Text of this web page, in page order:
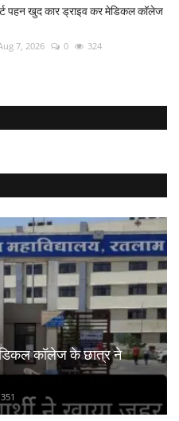
पहन खुद कार ड्राइव कर मेडिकल कॉलेज
7, 2026 0 324
कॉलेज के छात्र ने
351